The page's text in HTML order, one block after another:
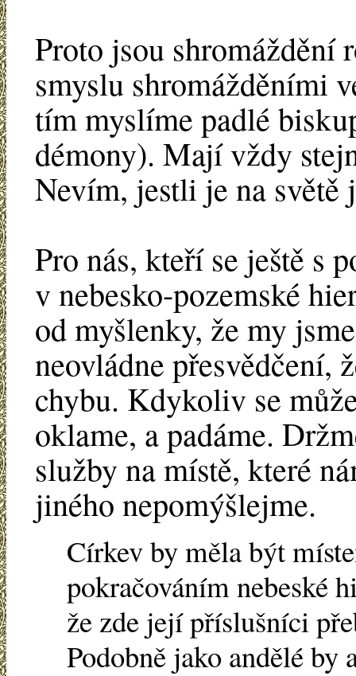
Proto jsou
smyslu shromážděními
tím myslíme padlé
démony). Mají vždy
Nevím, jestli je na světě
Pro nás, kteří se ještě s
v nebesko-pozemské
od myšlenky, že my
neovládne přesvědčení,
chybu. Kdykoliv se
oklame, a padáme.
služby na místě, které
jiného nepomýšlejme.
Církev by měla být
pokračováním nebeské
že zde její příslušníci
Podobně jako andělé